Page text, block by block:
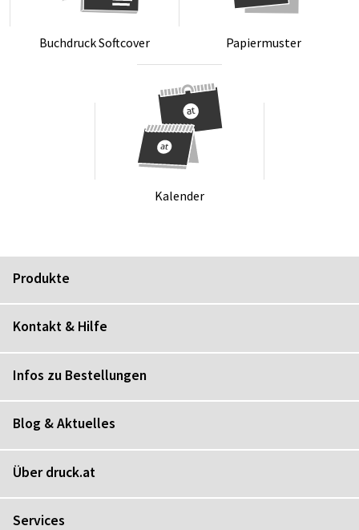
Buch­druck Soft­co­ver Pa­pier­mus­ter
Ka­len­der
Produkte
Kontakt & Hilfe
Infos zu Bestellungen
Blog & Aktuelles
Über druck.at
Services